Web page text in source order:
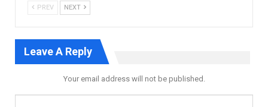
PREV NEXT
Leave A Reply
Your email address will not be published.